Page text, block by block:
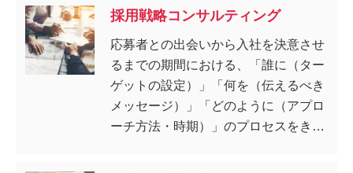
採用戦略コンサルティング
応募者との出会いから入社を決意させ
るまでの期間における、「誰に（ター
ゲットの設定）」「何を（伝えるべき
メッセージ）」「どのように（アプロ
ーチ方法・時期）」のプロセスをきめ